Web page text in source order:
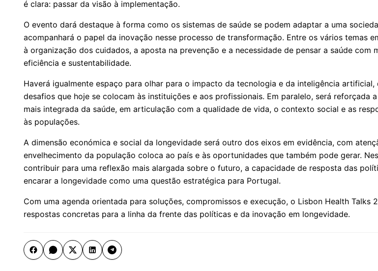
é clara: passar da visão à implementação.
O evento dará destaque à forma como os sistemas de saúde se podem adaptar a uma
acompanhará o papel da inovação nesse processo de transformação. Entre os vários temas
à organização dos cuidados, a aposta na prevenção e a necessidade de pensar a saúde com
eficiência e sustentabilidade.
Haverá igualmente espaço para olhar para o impacto da tecnologia e da inteligência
desafios que hoje se colocam às instituições e aos profissionais. Em paralelo, será reforçada
mais integrada da saúde, em articulação com a qualidade de vida, o contexto social e as
às populações.
A dimensão económica e social da longevidade será outro dos eixos em evidência, com
envelhecimento da população coloca ao país e às oportunidades que também pode gerar.
contribuir para uma reflexão mais alargada sobre o futuro, a capacidade de resposta das
encarar a longevidade como uma questão estratégica para Portugal.
Com uma agenda orientada para soluções, compromissos e execução, o Lisbon Health Talks
respostas concretas para a linha da frente das políticas e da inovação em longevidade.